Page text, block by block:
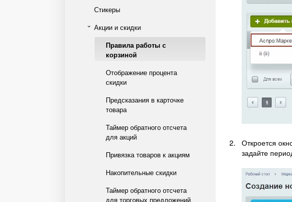
Стикеры
Акции и скидки
Правила работы с
корзиной
Отображение процента
скидки
Предсказания в карточке
товара
Таймер обратного отсчета
для акций
Привязка товаров к акциям
Накопительные скидки
Таймер обратного отсчета
для торговых предложений
Откроется
задайте